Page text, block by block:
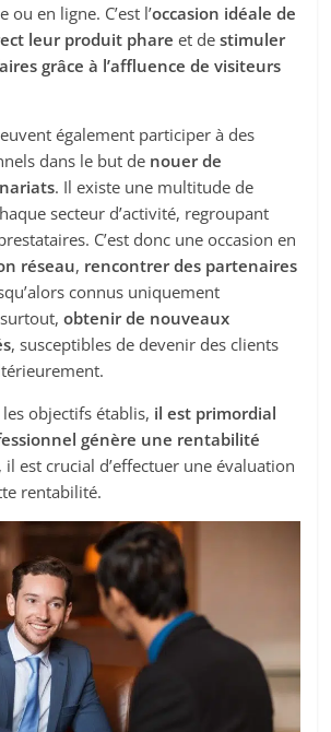
en ligne. C’est l’occasion idéale de
leur produit phare et destimuler
grâce à l’affluence de visiteurs
également participer à des
dans le but de nouer de
. Il existe une multitude de
secteur d’activité, regroupant
C’est donc une occasion en
réseau, rencontrer des partenaires
connus uniquement
obtenir de nouveaux
, susceptibles de devenir des clients
objectifs établis, il est primordial
génère une rentabilité
il est crucial d’effectuer une évaluation
rentabilité.